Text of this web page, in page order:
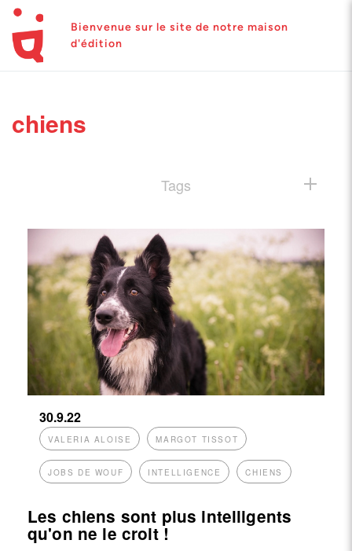
Bienvenue sur le site de notre maison
d'édition
chiens
Tags
30.9.22
VALERIA ALOISE MARGOT TISSOT
JOBS DE WOUF INTELLIGENCE CHIENS
Les chiens sont plus intelligents
qu'on ne le croit !